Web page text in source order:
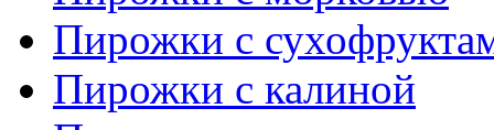
Пирожки с
Пирожки с калиной